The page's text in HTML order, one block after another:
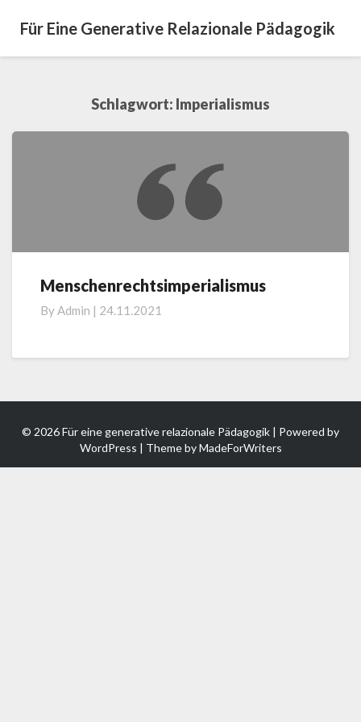
Für Eine Generative Relazionale Pädagogik
Schlagwort: Imperialismus
Menschenrechtsimperialismus
Menschenrechtsimperialismus
ByAdmin | 24.11.2021
© 2026 Für eine generative relazionale Pädagogik | Powered by
WordPress | Theme byMadeForWriters